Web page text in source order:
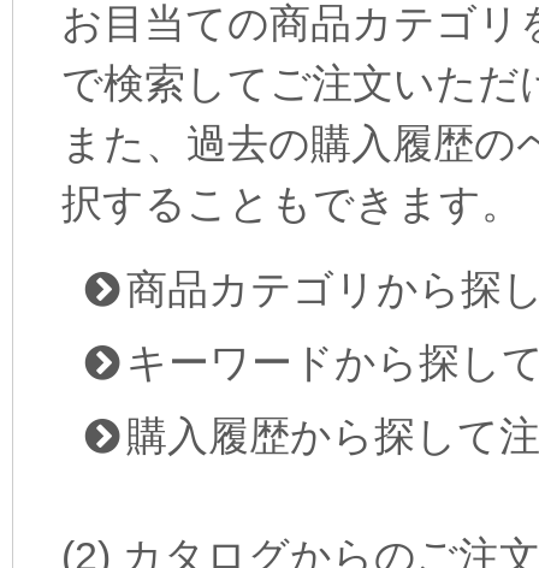
お目当ての商品カテゴ
で検索してご注文いただ
また、過去の購入履歴
択することもできます。
商品カテゴリから探
キーワードから探し
購入履歴から探して
(2) カタログからのご注文